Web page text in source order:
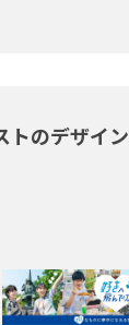
トのデザイン